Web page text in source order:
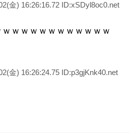
金) 16:26:16.72 ID:xSDyl8oc0.net
ｗｗｗｗｗｗｗｗｗｗｗ
金) 16:26:24.75 ID:p3gjKnk40.net